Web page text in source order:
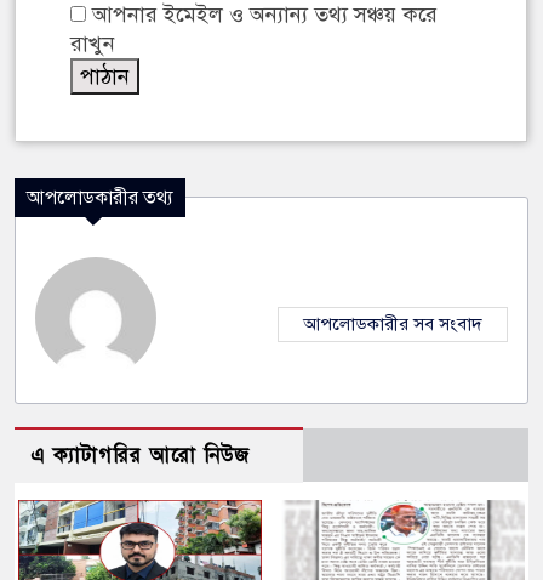
আপনার ইমেইল ও অন্যান্য তথ্য সঞ্চয় করে
রাখুন
আপলোডকারীর তথ্য
আপলোডকারীর সব সংবাদ
এ ক্যাটাগরির আরো নিউজ